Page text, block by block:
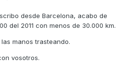
desde Barcelona, acabo de
del 2011 con menos de 30.000 km.
manos trasteando.
vosotros.